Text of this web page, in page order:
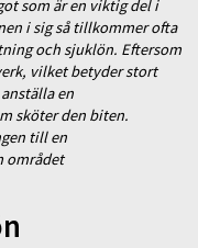
som är en viktig del i
i sig så tillkommer ofta
och sjuklön. Eftersom
vilket betyder stort
en
sköter den biten.
till en
området